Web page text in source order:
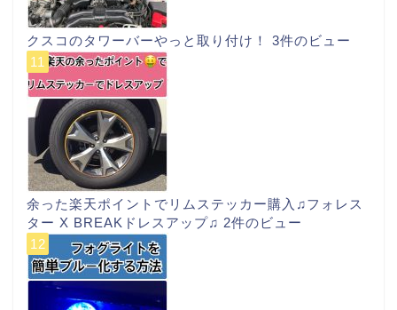
クスコのタワーバーやっと取り付け！ 3件のビュー
余った楽天ポイントでリムステッカー購入♫フォレス
ター X BREAKドレスアップ♫ 2件のビュー